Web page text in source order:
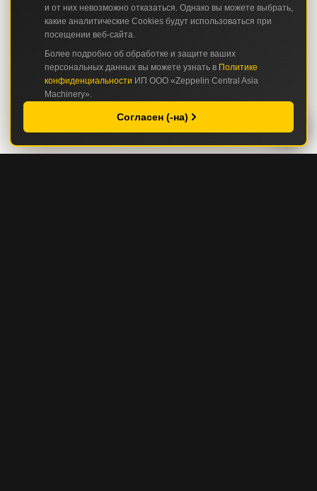
и от них невозможно отказаться. Однако вы можете выбрать,
какие аналитические Cookies будут использоваться при
посещении веб-сайта.
Более подробно об обработке и защите ваших
персональных данных вы можете узнать в Политике
конфиденциальности ИП ООО «Zeppelin Central Asia
Machinery».
Согласен (-на)